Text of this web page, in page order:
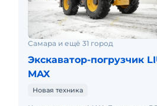
Самара и ещё 31 город
Экскаватор-погрузчик
MAX
Новая техника